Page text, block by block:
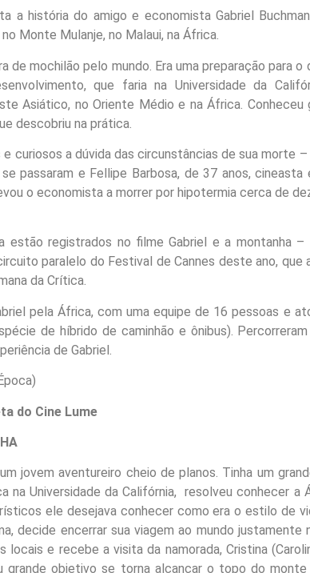
a história do amigo e economista Gabriel
Monte Mulanje, no Malaui, na África.
de mochilão pelo mundo. Era uma preparação para
que faria na Universidade da
Asiático, no Oriente Médio e na África. Conheceu
descobriu na prática.
e curiosos a dúvida das circunstâncias de sua morte
passaram e Fellipe Barbosa, de 37 anos, cineasta
o economista a morrer por hipotermia cerca de
estão registrados no filme Gabriel e a montanha –
paralelo do Festival de Cannes deste ano, que
da Crítica.
pela África, com uma equipe de 16 pessoas e
de híbrido de caminhão e ônibus).
de Gabriel.
do Cine Lume
jovem aventureiro cheio de planos. Tinha um
na Universidade da Califórnia, resolveu conhecer a
ele desejava conhecer como era o estilo de
decide encerrar sua viagem ao mundo justamente
e recebe a visita da namorada, Cristina
grande objetivo se torna alcançar o topo do monte